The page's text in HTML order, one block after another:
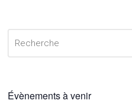
Évènements à venir